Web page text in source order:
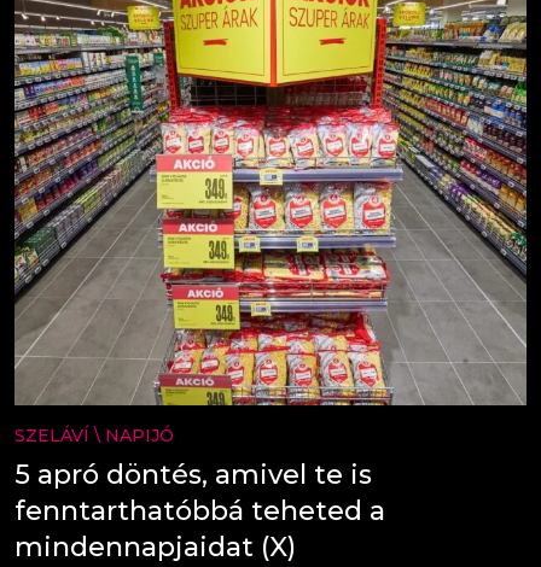
SZELÁVÍ \ NAPIJÓ
5 apró döntés, amivel te is
fenntarthatóbbá teheted a
mindennapjaidat (X)